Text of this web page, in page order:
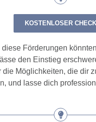
KOSTENLOSER CHECK
diese Förderungen
den Einstieg
die Möglichkeiten, die dir
und lasse dich